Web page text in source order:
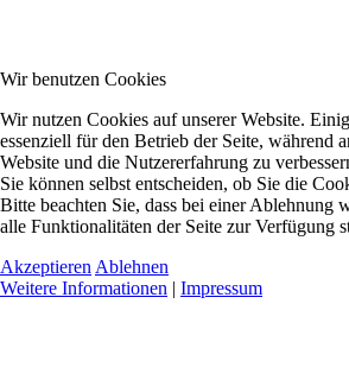
Wir benutzen Cookies
Wir nutzen Cookies auf unserer Website.
essenziell für den Betrieb der Seite, während
Website und die Nutzererfahrung zu
Sie können selbst entscheiden, ob Sie die
Bitte beachten Sie, dass bei einer Ablehnung
alle Funktionalitäten der Seite zur Verfügung
Akzeptieren Ablehnen
Weitere Informationen | Impressum